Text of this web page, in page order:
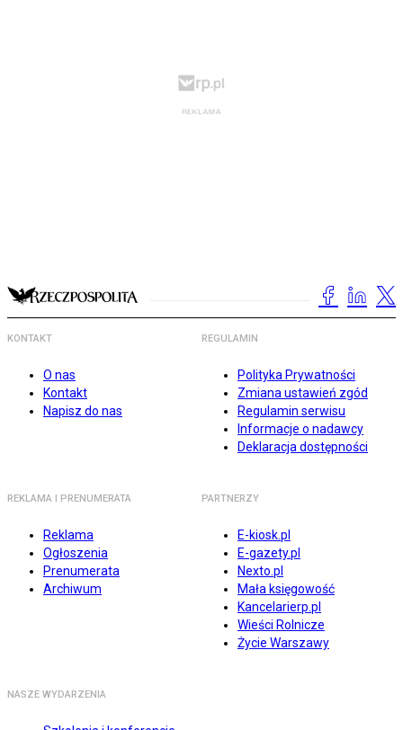
KONTAKT
O nas
Kontakt
Napisz do nas
REGULAMIN
Polityka Prywatności
Zmiana ustawień zgód
Regulamin serwisu
Informacje o nadawcy
Deklaracja dostępności
REKLAMA I PRENUMERATA
Reklama
Ogłoszenia
Prenumerata
Archiwum
PARTNERZY
E-kiosk.pl
E-gazety.pl
Nexto.pl
Mała księgowość
Kancelarierp.pl
Wieści Rolnicze
Życie Warszawy
NASZE WYDARZENIA